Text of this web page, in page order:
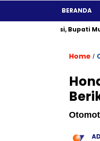
BERANDA
Berfungsi, Bupati Muaro
Home /